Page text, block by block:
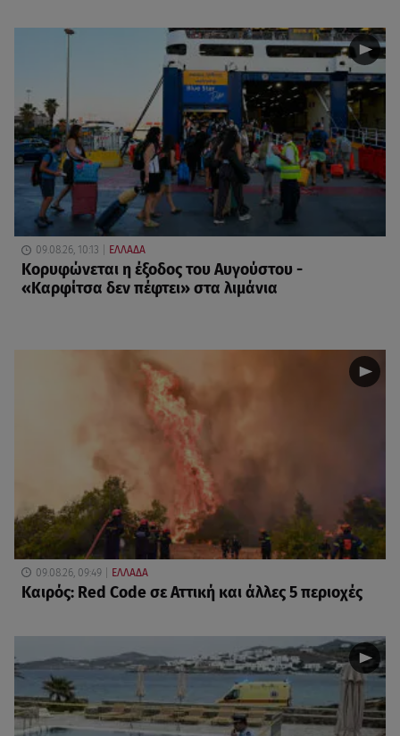
09.08.26, 10:13 ΕΛΛΑΔΑ
Κορυφώνεται η έξοδος του Αυγούστου -
«Καρφίτσα δεν πέφτει» στα λιμάνια
09.08.26, 09:49 ΕΛΛΑΔΑ
Καιρός: Red Code σε Αττική και άλλες 5 περιοχές